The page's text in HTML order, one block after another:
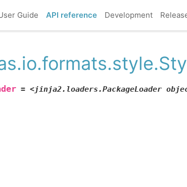
Guide API reference Development
= <jinja2.loaders.PackageLoader